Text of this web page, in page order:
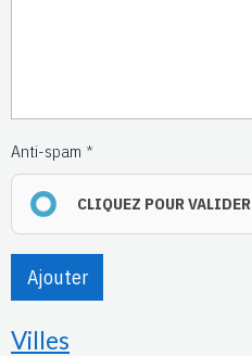
Anti-spam
CLIQUEZ POUR VALIDER
Ajouter
Villes